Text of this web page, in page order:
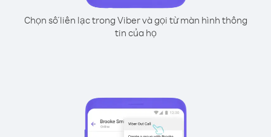
Chọn số liên lạc trong Viber và gọi từ màn hình thông
tin của họ